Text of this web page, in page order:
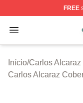
FREE
Open menu
Carlos Alcaraz
Início/Carlos
Carlos Alcaraz